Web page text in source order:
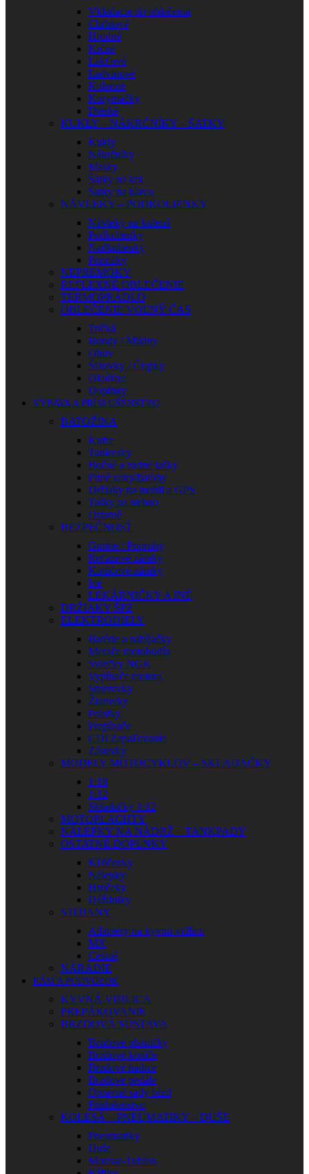
Vkladacie do oblečenia
Chrbtové
Hrudné
Krčné
Lakťové
Ľadvinové
Kolenné
Korytnačky
Detské
KUKLY – NÁKRČNÍKY – ŠATKY
Kukly
Nákrčníky
Masky
Šatky na krk
Šatky na hlavu
NÁVLEKY – PODKOLIENKY
Návleky na kolená
Podkolienky
Nadkolienky
Ponožky
NEPREMOKY
REFLEXNÉ OBLEČENIE
TERMOPRÁDLO
OBLEČENIE VOĽNÝ ČAS
Tričká
Bundy / Mikiny
Obuv
Šiltovky / Čiapky
Okuliare
Doplnky
VÝBAVA A PRÍSLUŠENSTVO
BATOŽINA
Kufre
Tankvaky
Bočné a zadné tašky
Pitné vaky/batohy
Držiaky na mobil a GPS
Tašky na stehno
Ostatné
BEZPEČNOSŤ
Gurtne / Popruhy
Reťazové zámky
Kotúčové zámky
Iné
LEKÁRNIČKY A INÉ
DRŽIAKY ŠPZ
ELEKTRODIELY
Batérie a nabíjačky
Merače motohodín
Sviečky NGK
Vypínače motora
Smerovky
Žiarovky
Poistky
Prepínače
CDI Zapaľovanie
Zásuvky
MODELY MOTOCYKLOV – SKLADAČKY
1:18
1:12
Skladačky 1:12
MOTOPLACHTY
NÁLEPKY NA NÁDRŽ – TANKPADY
OSTATNÉ DOPLNKY
Kľúčenky
Nálepky
Hrnčeky
Dáždniky
STOJANY
Adaptéry na kyvnú vidlicu
MX
Cestné
NÁRADIE
RÁM A PODVOZOK
KYVNÁ VIDLICA
PREPÁKOVANIE
BRZDOVÁ SÚSTAVA
Brzdové platničky
Brzdové kotúče
Brzdové hadice
Brzdové pedále
Opravné sady bŕzd
Príslušenstvo
KOLESÁ – PNEUMATIKY – DUŠE
Pneumatiky
Duše
Mousse-Tubliss